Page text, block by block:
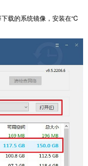
载的系统镜像，安装在“C